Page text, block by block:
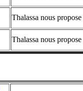
Thalassa nous
Thalassa nous